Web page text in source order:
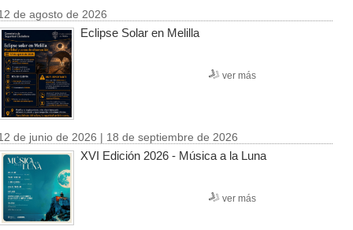
de agosto de 2026
Eclipse Solar en Melilla
ver más
de junio de 2026 | 18 de septiembre de 2026
XVI Edición 2026 - Música a la Luna
ver más